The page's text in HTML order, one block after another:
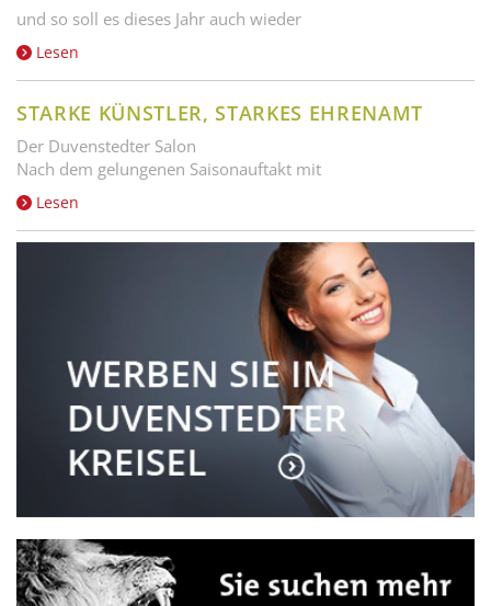
und so soll es dieses Jahr auch wieder
Lesen
STARKE KÜNSTLER, STARKES EHRENAMT
Der Duvenstedter Salon
Nach dem gelungenen Saisonauftakt mit
Lesen